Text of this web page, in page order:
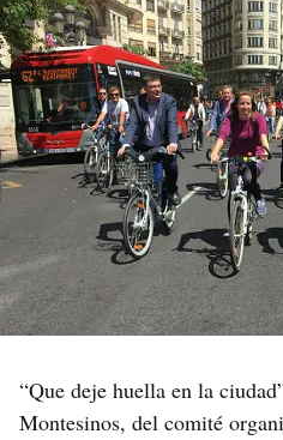
“Que deje huella en la
Montesinos, del comité